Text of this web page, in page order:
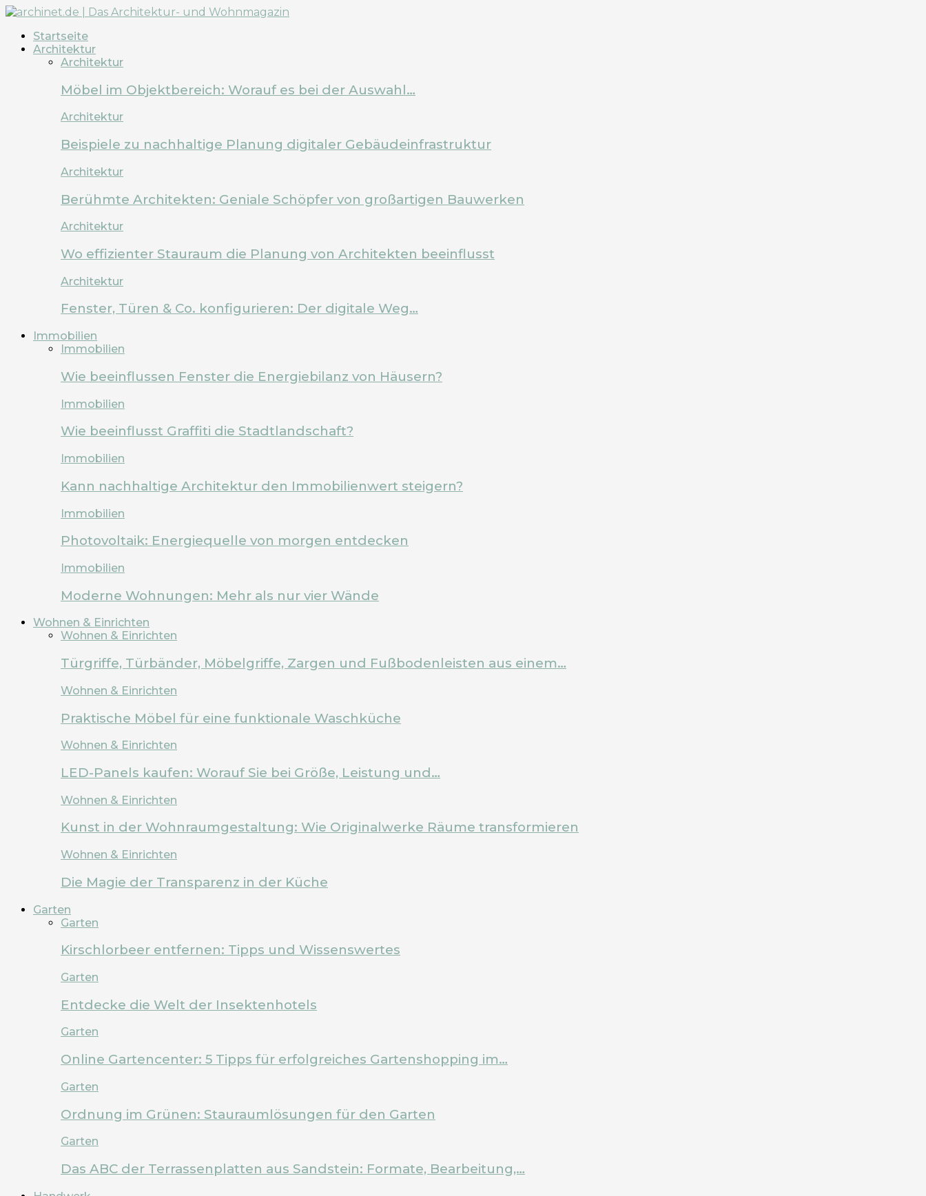
Startseite
Architektur
Architektur
Möbel im Objektbereich: Worauf es bei der Auswahl…
Architektur
Beispiele zu nachhaltige Planung digitaler Gebäudeinfrastruktur
Architektur
Berühmte Architekten: Geniale Schöpfer von großartigen Bauwerken
Architektur
Wo effizienter Stauraum die Planung von Architekten beeinflusst
Architektur
Fenster, Türen & Co. konfigurieren: Der digitale Weg…
Immobilien
Immobilien
Wie beeinflussen Fenster die Energiebilanz von Häusern?
Immobilien
Wie beeinflusst Graffiti die Stadtlandschaft?
Immobilien
Kann nachhaltige Architektur den Immobilienwert steigern?
Immobilien
Photovoltaik: Energiequelle von morgen entdecken
Immobilien
Moderne Wohnungen: Mehr als nur vier Wände
Wohnen & Einrichten
Wohnen & Einrichten
Türgriffe, Türbänder, Möbelgriffe, Zargen und Fußbodenleisten aus einem…
Wohnen & Einrichten
Praktische Möbel für eine funktionale Waschküche
Wohnen & Einrichten
LED-Panels kaufen: Worauf Sie bei Größe, Leistung und…
Wohnen & Einrichten
Kunst in der Wohnraumgestaltung: Wie Originalwerke Räume transformieren
Wohnen & Einrichten
Die Magie der Transparenz in der Küche
Garten
Garten
Kirschlorbeer entfernen: Tipps und Wissenswertes
Garten
Entdecke die Welt der Insektenhotels
Garten
Online Gartencenter: 5 Tipps für erfolgreiches Gartenshopping im…
Garten
Ordnung im Grünen: Stauraumlösungen für den Garten
Garten
Das ABC der Terrassenplatten aus Sandstein: Formate, Bearbeitung,…